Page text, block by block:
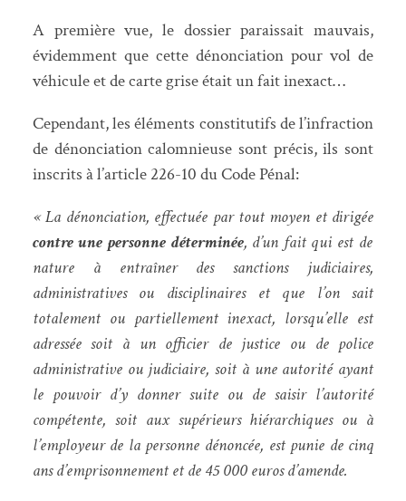
A première vue, le dossier paraissait mauvais,
évidemment que cette dénonciation pour vol de
véhicule et de carte grise était un fait inexact…
Cependant, les éléments constitutifs de l’infraction
de dénonciation calomnieuse sont précis, ils sont
inscrits à l’article 226-10 du Code Pénal:
« La dénonciation, effectuée par tout moyen et dirigée
contre une personne déterminée, d’un fait qui est de
nature à entraîner des sanctions judiciaires,
administratives ou disciplinaires et que l’on sait
totalement ou partiellement inexact, lorsqu’elle est
adressée soit à un officier de justice ou de police
administrative ou judiciaire, soit à une autorité ayant
le pouvoir d’y donner suite ou de saisir l’autorité
compétente, soit aux supérieurs hiérarchiques ou à
l’employeur de la personne dénoncée, est punie de cinq
ans d’emprisonnement et de 45 000 euros d’amende.